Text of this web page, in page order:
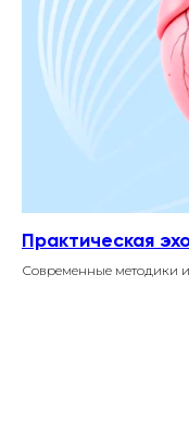
Практическая
Современные методики и